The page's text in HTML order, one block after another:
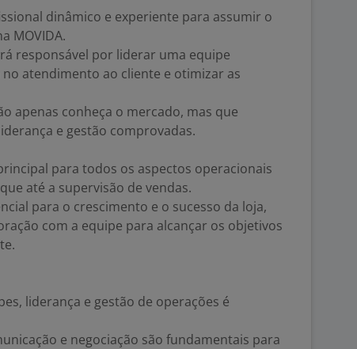
dinâmico e experiente para assumir o
MOVIDA.
responsável por liderar uma equipe
atendimento ao cliente e otimizar as
apenas conheça o mercado, mas que
e gestão comprovadas.
para todos os aspectos operacionais
até a supervisão de vendas.
para o crescimento e o sucesso da loja,
com a equipe para alcançar os objetivos
liderança e gestão de operações é
e negociação são fundamentais para